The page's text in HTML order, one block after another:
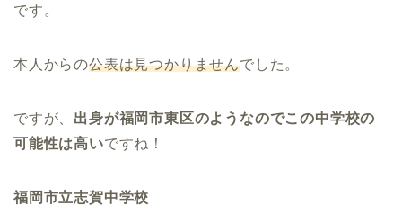
です。
本人からの公表は見つかりませんでした。
ですが、 出身が福岡市東区のようなのでこの中学校の
可能性は高いですね！
福岡市立志賀中学校